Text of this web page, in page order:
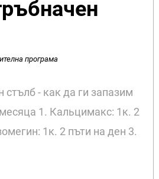
програма
стълб - как да ги запазим
1. Кальцимакс: 1к. 2
1к. 2 пъти на ден 3.